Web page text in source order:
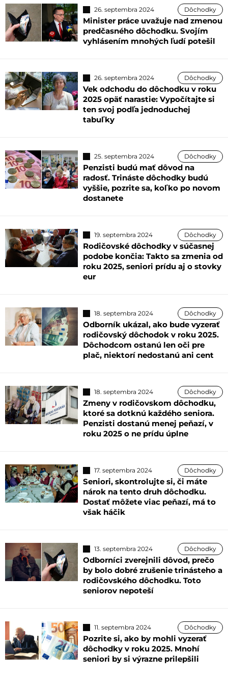
26. septembra 2024 Dôchodky
Minister práce uvažuje nad zmenou
predčasného dôchodku. Svojím
vyhlásením mnohých ľudí potešil
26. septembra 2024 Dôchodky
Vek odchodu do dôchodku v roku
2025 opäť narastie: Vypočítajte si
ten svoj podľa jednoduchej
tabuľky
25. septembra 2024 Dôchodky
Penzisti budú mať dôvod na
radosť. Trináste dôchodky budú
vyššie, pozrite sa, koľko po novom
dostanete
19. septembra 2024 Dôchodky
Rodičovské dôchodky v súčasnej
podobe končia: Takto sa zmenia od
roku 2025, seniori prídu aj o stovky
eur
18. septembra 2024 Dôchodky
Odborník ukázal, ako bude vyzerať
rodičovský dôchodok v roku 2025.
Dôchodcom ostanú len oči pre
plač, niektorí nedostanú ani cent
18. septembra 2024 Dôchodky
Zmeny v rodičovskom dôchodku,
ktoré sa dotknú každého seniora.
Penzisti dostanú menej peňazí, v
roku 2025 o ne prídu úplne
17. septembra 2024 Dôchodky
Seniori, skontrolujte si, či máte
nárok na tento druh dôchodku.
Dostať môžete viac peňazí, má to
však háčik
13. septembra 2024 Dôchodky
Odborníci zverejnili dôvod, prečo
by bolo dobré zrušenie trinásteho a
rodičovského dôchodku. Toto
seniorov nepoteší
11. septembra 2024 Dôchodky
Pozrite si, ako by mohli vyzerať
dôchodky v roku 2025. Mnohí
seniori by si výrazne prilepšili